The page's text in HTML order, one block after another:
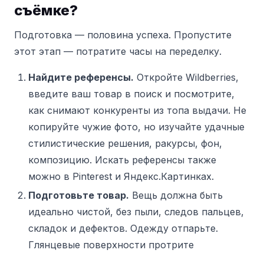
съёмке?
Подготовка — половина успеха. Пропустите
этот этап — потратите часы на переделку.
Найдите референсы. Откройте Wildberries,
введите ваш товар в поиск и посмотрите,
как снимают конкуренты из топа выдачи. Не
копируйте чужие фото, но изучайте удачные
стилистические решения, ракурсы, фон,
композицию. Искать референсы также
можно в Pinterest и Яндекс.Картинках.
Подготовьте товар. Вещь должна быть
идеально чистой, без пыли, следов пальцев,
складок и дефектов. Одежду отпарьте.
Глянцевые поверхности протрите